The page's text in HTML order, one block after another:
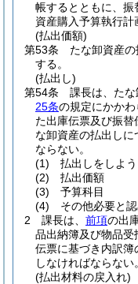
帳するとともに、振
資産購入予算執行計
(払出価額)
第53条
たな卸資産
する。
(払出し)
第54条
課長は、たな
25条の規定にかかわ
た出庫伝票及び振
な卸資産の払出し
ならない。
(1)
払出しをしよ
(2)
払出価額
(3)
予算科目
(4)
その他必要と
2
課長は、 前項の出
品出納簿及び物品受
伝票に基づき内訳
しなければならない。
(払出材料の戻入れ)